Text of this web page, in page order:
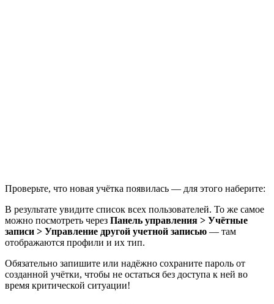
Проверьте, что новая учётка появилась — для этого наберите:
В результате увидите список всех пользователей. То же самое
можно посмотреть через Панель управления > Учётные
записи > Управление другой учетной записью — там
отображаются профили и их тип.
Обязательно запишите или надёжно сохраните пароль от
созданной учётки, чтобы не остаться без доступа к ней во
время критической ситуации!